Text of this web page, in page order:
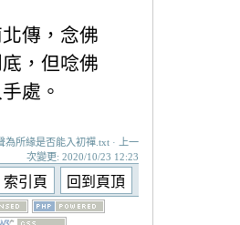
傳，念佛
，但唸佛
處。
為所緣是否能入初禪.txt · 上一
次變更: 2020/10/23 12:23